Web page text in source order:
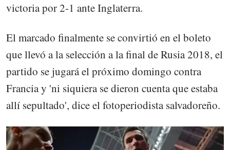
victoria por 2-1 ante Inglaterra.
El marcado finalmente se convirtió en el boleto
que llevó a la selección a la final de Rusia 2018, el
partido se jugará el próximo domingo contra
Francia y 'ni siquiera se dieron cuenta que estaba
allí sepultado', dice el fotoperiodista salvadoreño.